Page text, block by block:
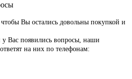
Вы остались довольны покупкой и
у Вас появились вопросы, наши
на них по телефонам: